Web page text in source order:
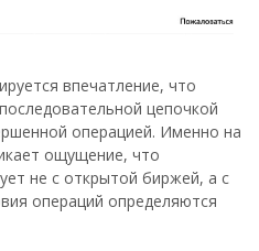
впечатление, что
цепочкой
операцией. Именно на
ощущение, что
не с открытой биржей, а с
операций определяются